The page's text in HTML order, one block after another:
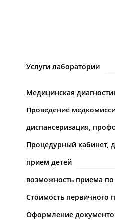
Услуги лаборатории
Медицинская
Проведение
диспансеризация,
Процедурный кабинет,
прием детей
возможность приема
Стоимость первичного
Оформление